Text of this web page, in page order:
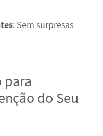
: Sem surpresas
para
do Seu